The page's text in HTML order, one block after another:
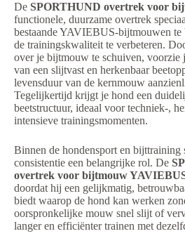
De SPORTHUND overtrek voor
functionele, duurzame overtrek
bestaande YAVIEBUS-bijtmouwen te
de trainingskwaliteit te verbeteren.
over je bijtmouw te schuiven, voorzie
van een slijtvast en herkenbaar
levensduur van de kernmouw
Tegelijkertijd krijgt je hond een
beetstructuur, ideaal voor techniek-,
intensieve trainingsmomenten.
Binnen de hondensport en bijttraining
consistentie een belangrijke rol. De
overtrek voor bijtmouw
doordat hij een gelijkmatig,
biedt waarop de hond kan werken
oorspronkelijke mouw snel slijt of
langer en efficiënter trainen met